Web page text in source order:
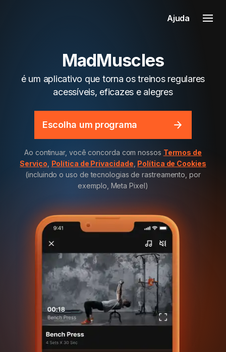
Ajuda
MadMuscles
é um aplicativo que torna os treinos regulares
acessíveis, eficazes e alegres
Escolha um programa
Ao continuar, você concorda com nossos Termos de
Serviço Política de Privacidade Política de Cookies
(incluindo o uso de tecnologias de rastreamento, por
exemplo, Meta Pixel)